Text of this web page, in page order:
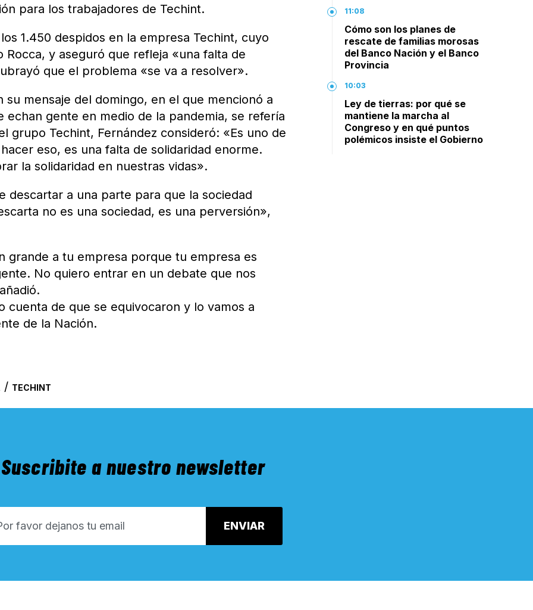
para los trabajadores de Techint.
1.450 despidos en la empresa Techint, cuyo
Rocca, y aseguró que refleja «una falta de
que el problema «se va a resolver».
mensaje del domingo, en el que mencionó a
echan gente en medio de la pandemia, se refería
grupo Techint, Fernández consideró: «Es uno de
eso, es una falta de solidaridad enorme.
la solidaridad en nuestras vidas».
descartar a una parte para que la sociedad
no es una sociedad, es una perversión»,
grande a tu empresa porque tu empresa es
No quiero entrar en un debate que nos
cuenta de que se equivocaron y lo vamos a
de la Nación.
/ TECHINT
11:08
Cómo son los planes de
rescate de familias morosas
del Banco Nación y el Banco
Provincia
10:03
Ley de tierras: por qué se
mantiene la marcha al
Congreso y en qué puntos
polémicos insiste el Gobierno
Suscribite a nuestro newsletter